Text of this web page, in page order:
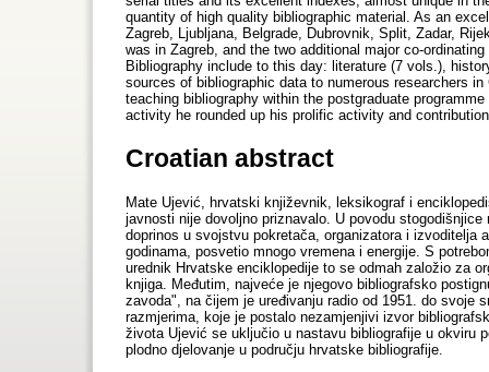
quantity of high quality bibliographic material. As an
Zagreb, Ljubljana, Belgrade, Dubrovnik, Split, Zadar,
was in Zagreb, and the two additional major co-
Bibliography include to this day: literature (7 vols.),
sources of bibliographic data to numerous researchers
teaching bibliography within the postgraduate
activity he rounded up his prolific activity and
Croatian abstract
Mate Ujević, hrvatski književnik, leksikograf i
javnosti nije dovoljno priznavalo. U povodu
doprinos u svojstvu pokretača, organizatora i izvoditelja
godinama, posvetio mnogo vremena i energije. S
urednik Hrvatske enciklopedije to se odmah založio za
knjiga. Međutim, najveće je njegovo bibliografsko
zavoda", na čijem je uređivanju radio od 1951. do svoje
razmjerima, koje je postalo nezamjenjivi izvor
života Ujević se uključio u nastavu bibliografije u okviru
plodno djelovanje u području hrvatske bibliografije.